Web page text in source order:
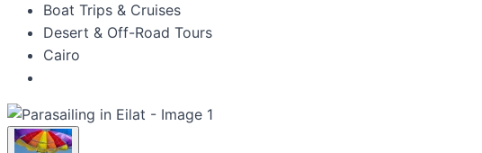
Boat Trips & Cruises
Desert & Off-Road Tours
Cairo